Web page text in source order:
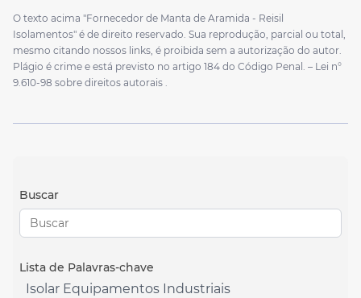
O texto acima "Fornecedor de Manta de Aramida - Reisil
Isolamentos" é de direito reservado. Sua reprodução, parcial ou total,
mesmo citando nossos links, é proibida sem a autorização do autor.
Plágio é crime e está previsto no artigo 184 do Código Penal. – Lei n°
9.610-98 sobre direitos autorais .
Buscar
Lista de Palavras-chave
Isolar Equipamentos Industriais